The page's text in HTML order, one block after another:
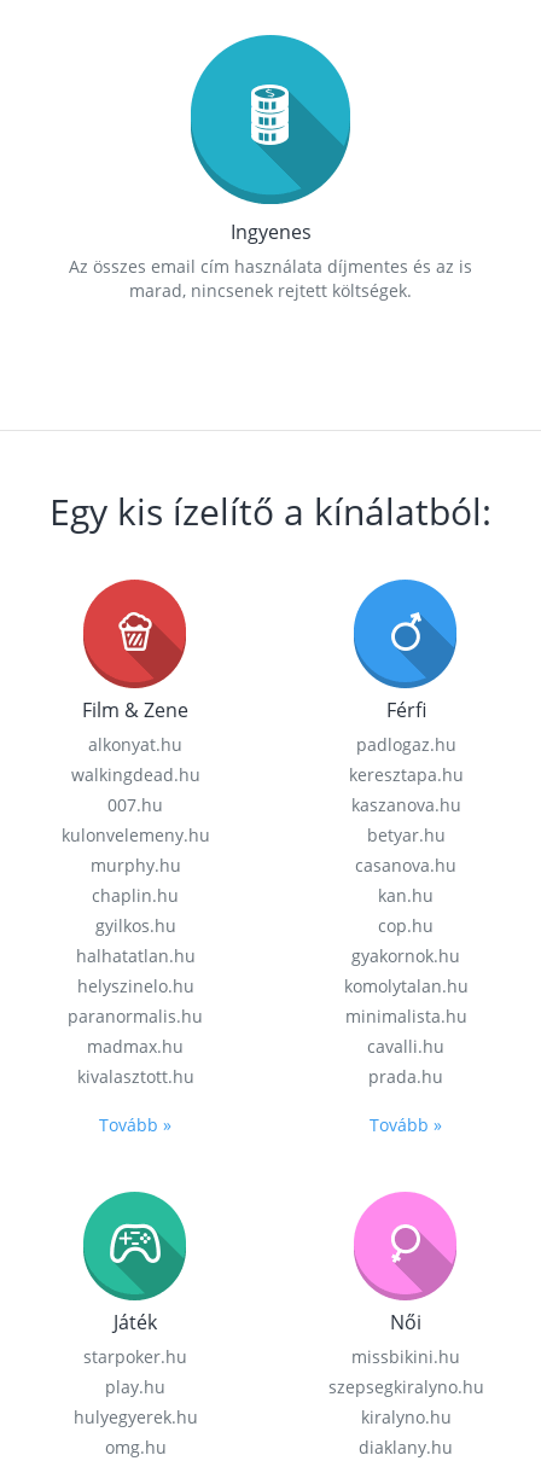
Ingyenes
Az összes email cím használata díjmentes és az is
marad, nincsenek rejtett költségek.
Egy kis ízelítő a kínálatból:
Film & Zene
alkonyat.hu
walkingdead.hu
007.hu
kulonvelemeny.hu
murphy.hu
chaplin.hu
gyilkos.hu
halhatatlan.hu
helyszinelo.hu
paranormalis.hu
madmax.hu
kivalasztott.hu
Tovább »
Férfi
padlogaz.hu
keresztapa.hu
kaszanova.hu
betyar.hu
casanova.hu
kan.hu
cop.hu
gyakornok.hu
komolytalan.hu
minimalista.hu
cavalli.hu
prada.hu
Tovább »
Játék
starpoker.hu
play.hu
hulyegyerek.hu
omg.hu
Női
missbikini.hu
szepsegkiralyno.hu
kiralyno.hu
diaklany.hu